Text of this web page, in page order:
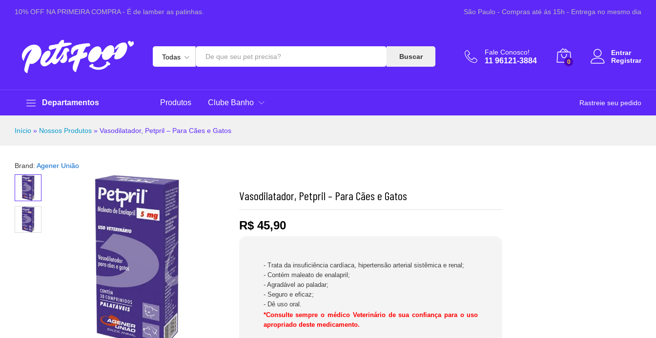
10% OFF NA PRIMEIRA COMPRA - É de lamber as patinhas. São Paulo - Compras até ás 15h - Entrega no mesmo dia
Todas Buscar
Fale Conosco!
11 96121-3884 0
Entrar
Registrar
Departamentos Produtos Clube Banho Rastreie seu pedido
Início » Nossos Produtos » Vasodilatador, Petpril – Para Cães e Gatos
Brand: Agener União
Vasodilatador, Petpril – Para Cães e Gatos
R$45,90
- Trata da insuficiência cardíaca, hipertensão arterial sistêmica e renal;
- Contém maleato de enalapril;
- Agradável ao paladar;
- Seguro e eficaz;
- Dê uso oral.
*Consulte sempre o médico Veterinário de sua confiança para o uso
apropriado deste medicamento.
Sobre este produto Especificações Perguntas & Respostas
R$45,90 Adicionar ao Carrinho